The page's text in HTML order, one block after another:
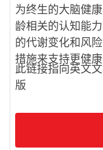
为终生的大脑健
龄相关的认知能
的代谢变化和风
措施来支持更健
此链接指向英文
版